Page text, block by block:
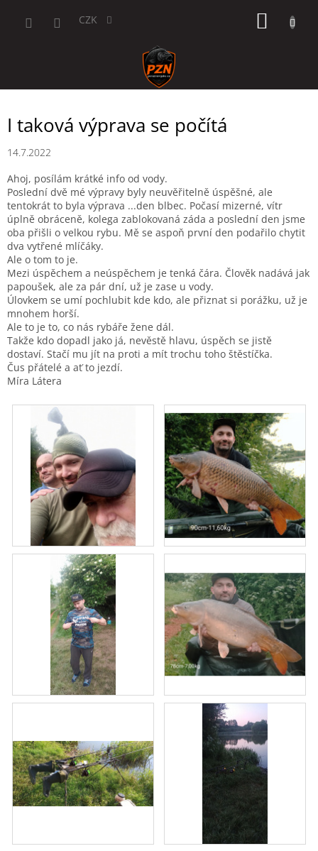
CZK
I taková výprava se počítá
14.7.2022
Ahoj, posílám krátké info od vody.
Poslední dvě mé výpravy byly neuvěřitelně úspěšné, ale
tentokrát to byla výprava ...den blbec. Počasí mizerné, vítr
úplně obráceně, kolega zablokovaná záda a poslední den jsme
oba přišli o velkou rybu. Mě se aspoň první den podařilo chytit
dva vytřené mlíčáky.
Ale o tom to je.
Mezi úspěchem a neúspěchem je tenká čára. Člověk nadává jak
papoušek, ale za pár dní, už je zase u vody.
Úlovkem se umí pochlubit kde kdo, ale přiznat si porážku, už je
mnohem horší.
Ale to je to, co nás rybáře žene dál.
Takže kdo dopadl jako já, nevěstě hlavu, úspěch se jistě
dostaví. Stačí mu jít na proti a mít trochu toho štěstíčka.
Čus přátelé a ať to jezdí.
Míra Látera